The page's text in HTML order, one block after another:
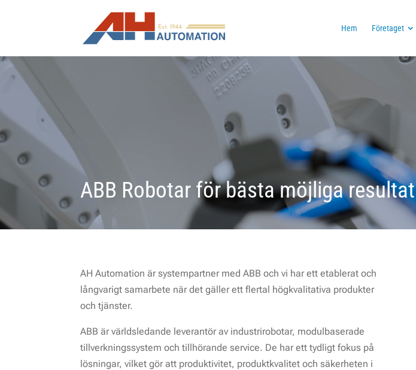
Hem Företaget
ABB Robotar för bästa möjliga resultat
AH Automation är systempartner med ABB och vi har ett etablerat och
långvarigt samarbete när det gäller ett flertal högkvalitativa produkter
och tjänster.
ABB är världsledande leverantör av industrirobotar, modulbaserade
tillverkningssystem och tillhörande service. De har ett tydligt fokus på
lösningar, vilket gör att produktivitet, produktkvalitet och säkerheten i